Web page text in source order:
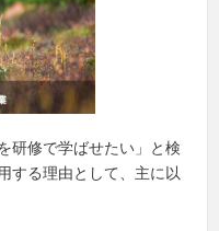
研修で学ばせたい」と検
する理由として、主に以